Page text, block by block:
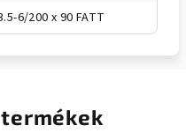
6/200 x 90 FATT